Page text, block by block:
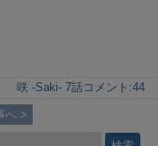
咲 -Saki- 7話 コメント:44
へ >